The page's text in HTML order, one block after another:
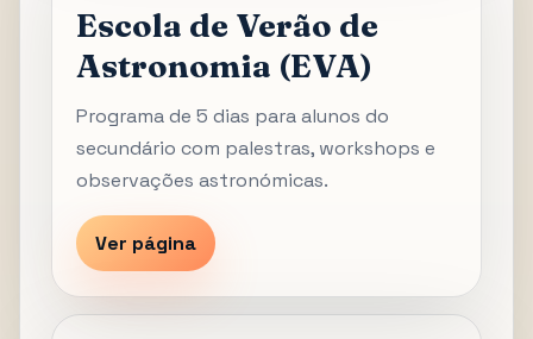
Escola de Verão de
Astronomia (EVA)
Programa de 5 dias para alunos do
secundário com palestras, workshops e
observações astronómicas.
Ver página